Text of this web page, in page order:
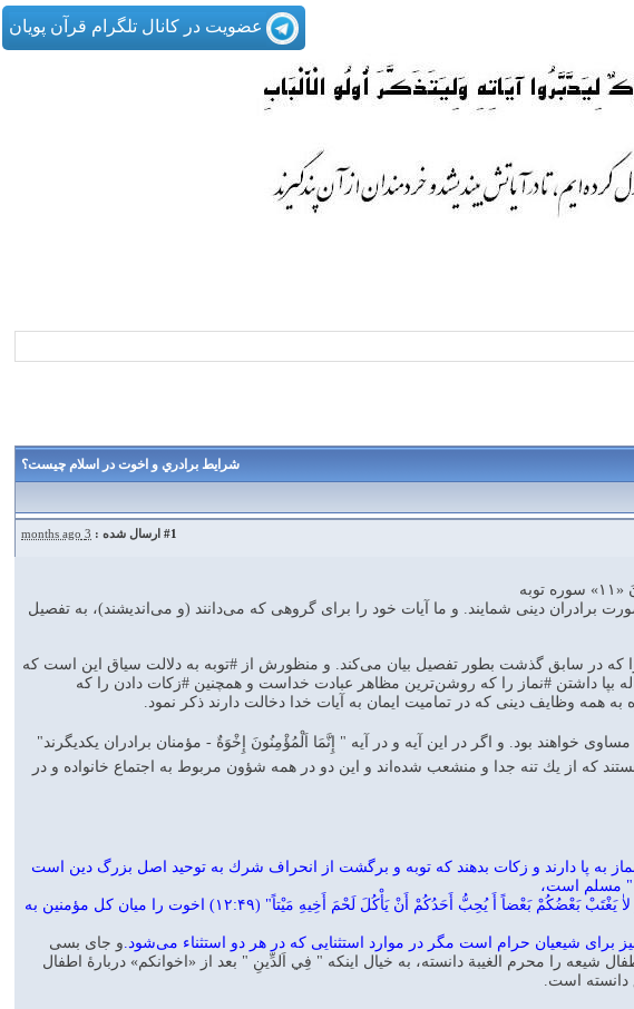
عضویت در کانال تلگرام قرآن پویان
شرايط برادري و اخوت در اسلام چيست؟
#1 ارسال شده : 3 months ago
برادران دينى شمايند. و ما آيات خود را براى گروهى كه مى‌دانند (و مى‌انديشند)، به تفصيل
را كه در سابق گذشت بطور تفصيل بيان مى‌كند. و منظورش از #توبه به دلالت سياق اين است كه
بپا داشتن #نماز را كه روشن‌ترين مظاهر عبادت خداست و همچنين #زكات دادن را كه
همه وظايف دينى كه در تماميت ايمان به آيات خدا دخالت دارند ذكر نمود.
خواهند بود. و اگر در اين آيه و در آيه " إِنَّمَا اَلْمُؤْمِنُونَ إِخْوَةٌ - مؤمنان برادران يكديگرند"
كه از يك تنه جدا و منشعب شده‌اند و اين دو در همه شؤون مربوط به اجتماع خانواده و در
به پا دارند و زكات بدهند كه توبه و برگشت از انحراف شرك به توحيد اصل بزرگ دين است
" مسلم است،
پس در اين اخوت نه #شيعه بودن شرط است و نه #سنى بودن و به همين جهت آيۀ " وَ لاٰ يَغْتَبْ بَعْضُكُمْ بَعْضاً أَ يُحِبُّ أَحَدُكُمْ أَنْ يَأْكُلَ لَحْمَ أَخِيهِ مَيْتاً" (۱۲:۴۹) اخوت را ميان كل مؤمنين به
شيعيان حرام است مگر در موارد استثنايى كه در هر دو استثناء مى‌شود.و جاى بسى
را محرم الغيبة دانسته، به خيال اينكه " فِي اَلدِّينِ " بعد از «اخوانكم» دربارۀ اطفال
دانسته است.